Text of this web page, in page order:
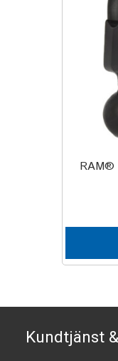
TILL FÖRETAG
Handheld
MonitorRAM®
Kundtjänst